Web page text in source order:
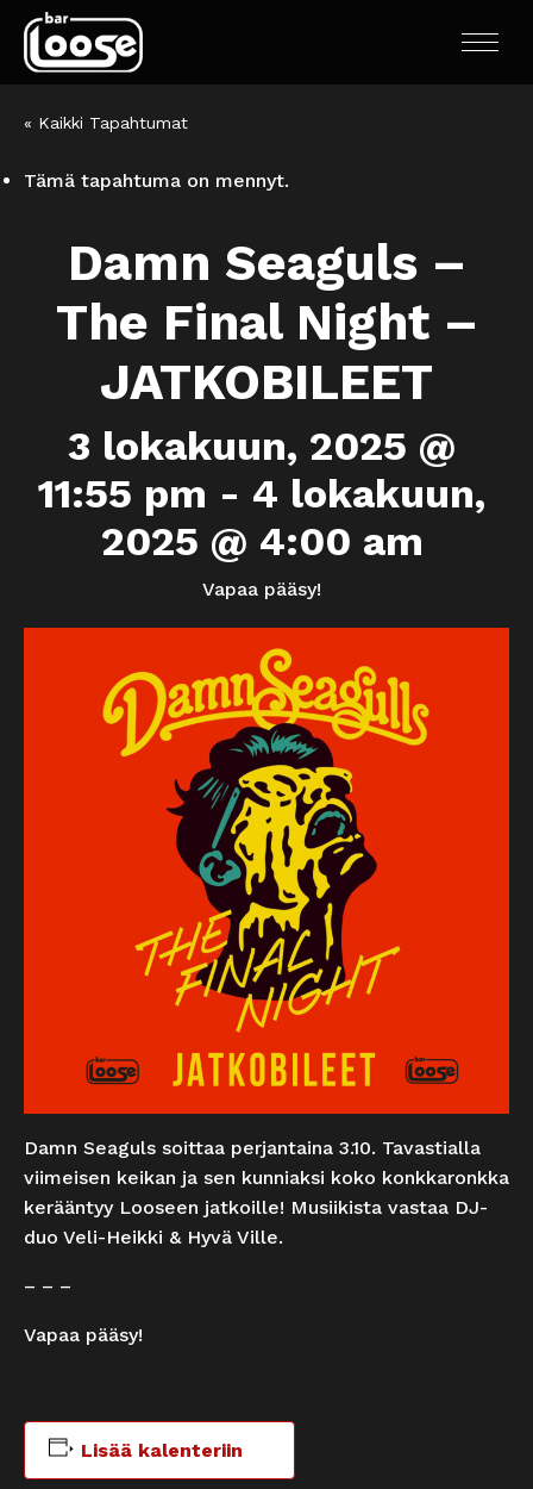
« Kaikki Tapahtumat
Tämä tapahtuma on mennyt.
Damn Seaguls –
The Final Night –
JATKOBILEET
3 lokakuun, 2025 @
11:55 pm - 4 lokakuun,
2025 @ 4:00 am
Vapaa pääsy!
Damn Seaguls soittaa perjantaina 3.10. Tavastialla
viimeisen keikan ja sen kunniaksi koko konkkaronkka
kerääntyy Looseen jatkoille! Musiikista vastaa DJ-
duo Veli-Heikki & Hyvä Ville.
– – –
Vapaa pääsy!
Lisää kalenteriin